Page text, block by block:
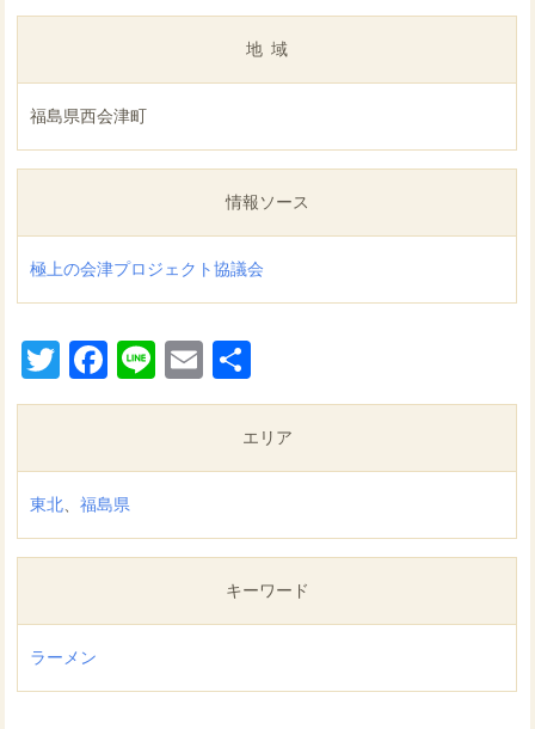
地域
福島県西会津町
情報ソース
極上の会津プロジェクト協議会
TwitterFacebook
LineEmail
有
エリア
東北、福島県
キーワード
ラーメン